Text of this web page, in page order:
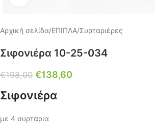
Αρχική σελίδα/ΕΠΙΠΛΑ/Συρταριέρες
Σιφονιέρα 10-25-034
€198,00 €138,60
Σιφονιέρα
με 4 συρτάρια